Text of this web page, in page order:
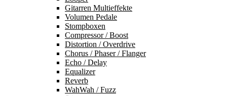
Gitarren Multieffekte
Volumen Pedale
Stompboxen
Compressor / Boost
Distortion / Overdrive
Chorus / Phaser / Flanger
Echo / Delay
Equalizer
Reverb
WahWah / Fuzz